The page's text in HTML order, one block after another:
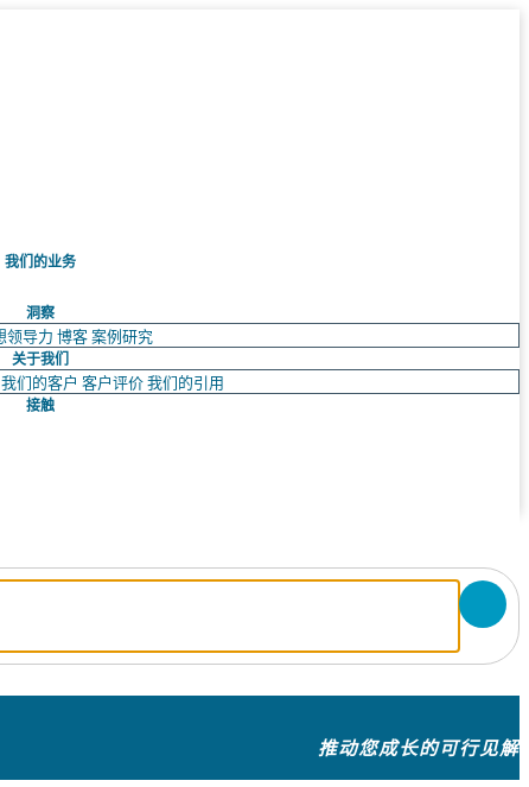
我们的业务
洞察
领导力 博客案例研究
关于我们
我们的客户 客户评价我们的引用
接触
推动您成长的可行见解